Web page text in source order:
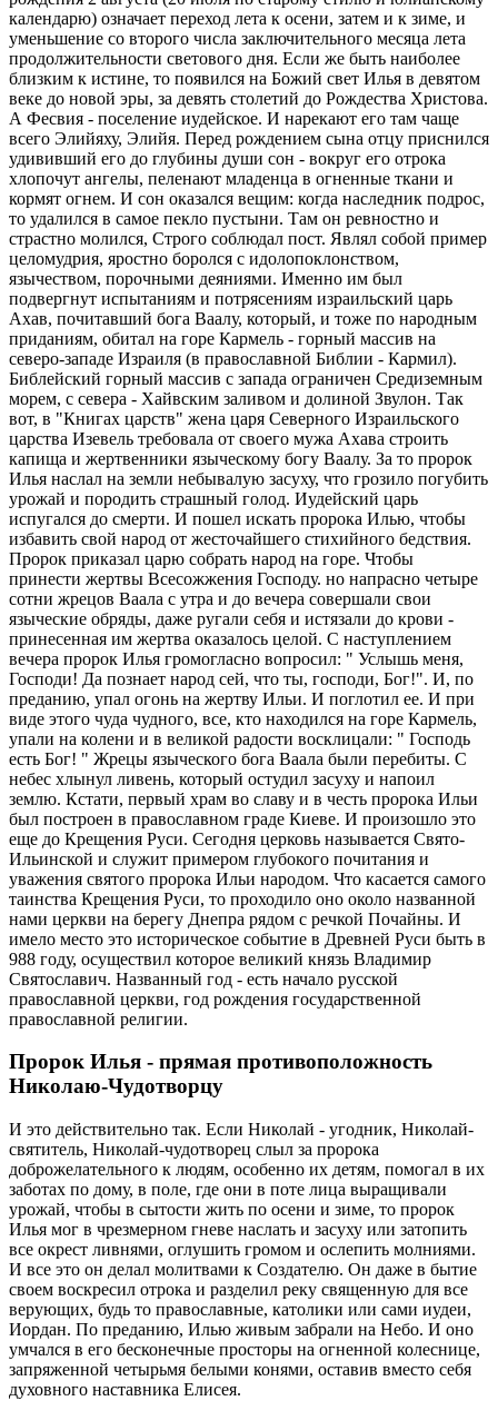
календарю) означает переход лета к осени, затем и к зиме, и
уменьшение со второго числа заключительного месяца лета
продолжительности светового дня. Если же быть наиболее
близким к истине, то появился на Божий свет Илья в девятом
веке до новой эры, за девять столетий до Рождества Христова.
А Фесвия - поселение иудейское. И нарекают его там чаще
всего Элийяху, Элийя. Перед рождением сына отцу приснился
удививший его до глубины души сон - вокруг его отрока
хлопочут ангелы, пеленают младенца в огненные ткани и
кормят огнем. И сон оказался вещим: когда наследник подрос,
то удалился в самое пекло пустыни. Там он ревностно и
страстно молился, Строго соблюдал пост. Являл собой пример
целомудрия, яростно боролся с идолопоклонством,
язычеством, порочными деяниями. Именно им был
подвергнут испытаниям и потрясениям израильский царь
Ахав, почитавший бога Ваалу, который, и тоже по народным
приданиям, обитал на горе Кармель - горный массив на
северо-западе Израиля (в православной Библии - Кармил).
Библейский горный массив с запада ограничен Средиземным
морем, с севера - Хайвским заливом и долиной Звулон. Так
вот, в "Книгах царств" жена царя Северного Израильского
царства Изевель требовала от своего мужа Ахава строить
капища и жертвенники языческому богу Ваалу. За то пророк
Илья наслал на земли небывалую засуху, что грозило погубить
урожай и породить страшный голод. Иудейский царь
испугался до смерти. И пошел искать пророка Илью, чтобы
избавить свой народ от жесточайшего стихийного бедствия.
Пророк приказал царю собрать народ на горе. Чтобы
принести жертвы Всесожжения Господу. но напрасно четыре
сотни жрецов Ваала с утра и до вечера совершали свои
языческие обряды, даже ругали себя и истязали до крови -
принесенная им жертва оказалось целой. С наступлением
вечера пророк Илья громогласно вопросил: " Услышь меня,
Господи! Да познает народ сей, что ты, господи, Бог!". И, по
преданию, упал огонь на жертву Ильи. И поглотил ее. И при
виде этого чуда чудного, все, кто находился на горе Кармель,
упали на колени и в великой радости восклицали: " Господь
есть Бог! " Жрецы языческого бога Ваала были перебиты. С
небес хлынул ливень, который остудил засуху и напоил
землю. Кстати, первый храм во славу и в честь пророка Ильи
был построен в православном граде Киеве. И произошло это
еще до Крещения Руси. Сегодня церковь называется Свято-
Ильинской и служит примером глубокого почитания и
уважения святого пророка Ильи народом. Что касается самого
таинства Крещения Руси, то проходило оно около названной
нами церкви на берегу Днепра рядом с речкой Почайны. И
имело место это историческое событие в Древней Руси быть в
988 году, осуществил которое великий князь Владимир
Святославич. Названный год - есть начало русской
православной церкви, год рождения государственной
православной религии.
Пророк Илья - прямая противоположность
Николаю-Чудотворцу
И это действительно так. Если Николай - угодник, Николай-
святитель, Николай-чудотворец слыл за пророка
доброжелательного к людям, особенно их детям, помогал в их
заботах по дому, в поле, где они в поте лица выращивали
урожай, чтобы в сытости жить по осени и зиме, то пророк
Илья мог в чрезмерном гневе наслать и засуху или затопить
все окрест ливнями, оглушить громом и ослепить молниями.
И все это он делал молитвами к Создателю. Он даже в бытие
своем воскресил отрока и разделил реку священную для все
верующих, будь то православные, католики или сами иудеи,
Иордан. По преданию, Илью живым забрали на Небо. И оно
умчался в его бесконечные просторы на огненной колеснице,
запряженной четырьмя белыми конями, оставив вместо себя
духовного наставника Елисея.